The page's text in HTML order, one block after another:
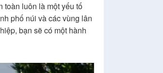
toàn luôn là một yếu tố
phố núi và các vùng lân
bạn sẽ có một hành